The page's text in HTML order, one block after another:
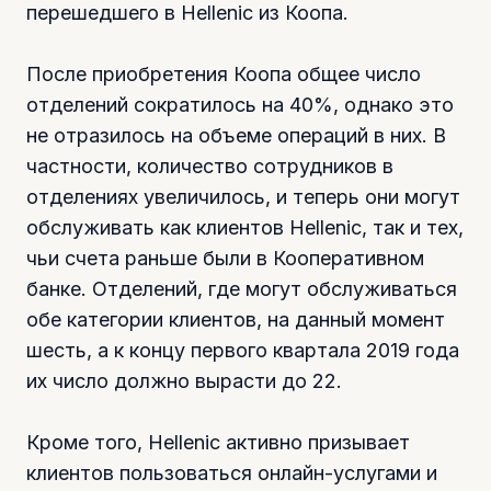
перешедшего в Hellenic из Коопа.
После приобретения Коопа общее число
отделений сократилось на 40%, однако это
не отразилось на объеме операций в них. В
частности, количество сотрудников в
отделениях увеличилось, и теперь они могут
обслуживать как клиентов Hellenic, так и тех,
чьи счета раньше были в Кооперативном
банке. Отделений, где могут обслуживаться
обе категории клиентов, на данный момент
шесть, а к концу первого квартала 2019 года
их число должно вырасти до 22.
Кроме того, Hellenic активно призывает
клиентов пользоваться онлайн-услугами и